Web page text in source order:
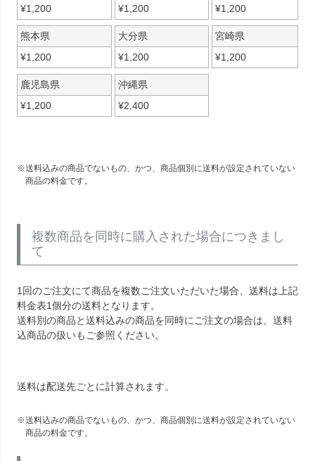
¥1,200
¥1,200
¥1,200
熊本県
¥1,200
大分県
¥1,200
宮崎県
¥1,200
鹿児島県
¥1,200
沖縄県
¥2,400
送料込みの商品でないもの、かつ、商品個別に送料が設定されていない
商品の料金です。
複数商品を同時に購入された場合につきまし
て
1回のご注文にて商品を複数ご注文いただいた場合、送料は上記
料金表1個分の送料となります。
送料別の商品と送料込みの商品を同時にご注文の場合は、送料
込商品の扱いもご参照ください。
送料は配送先ごとに計算されます。
送料込みの商品でないもの、かつ、商品個別に送料が設定されていない
商品の料金です。